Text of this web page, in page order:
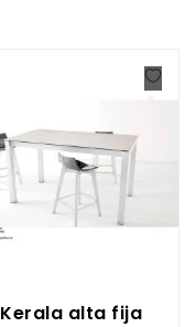
Kerala alta fija